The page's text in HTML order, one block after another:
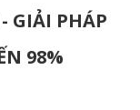
GIẢI PHÁP
98%